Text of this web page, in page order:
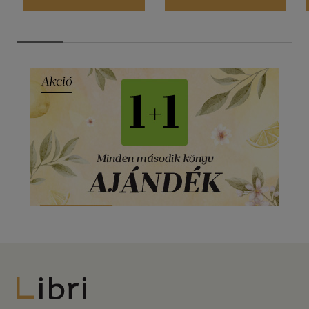
beruházási hitelek 265 Néhány szó a lízingről 266
jogszabályok 270 Mire figyeljünk a biztosítási szerződés
és általános vagyonbiztosítások 272 Vagyonbiztosítások
gazdálkodó szervezetek részére 273 Vagyonbiztosítások
vállalkozók részére 274 Építés-, szerelés- és gépbiztosítások
276 Elektromos berendezések, készülékek, számítógépek
biztosítása 278 Egyéb vagyonbiztosítások 280
Felelősségbiztosítások 281 Jogvédelmi biztosítások 282
Termékfelelősség, termékfelelősség-biztosítás 284 Törvény
a termékfelelősségről 285 Adózási kérdések 285
Magánszemélyek jövedelemadója 291 Vállalkozások adózása
293 A vállalkozások adózása 294 Az adózás rendje 294
adóbevallás 303 Az adóbevallás benyújtására vonatkozó
különös rendelkezések 303 Az állami adóhatósághoz
Libri